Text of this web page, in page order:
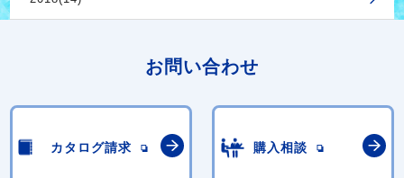
お問い合わせ
カタログ請求 購入相談